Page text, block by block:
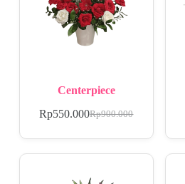
Centerpiece
Rp900.000
Rp550.000